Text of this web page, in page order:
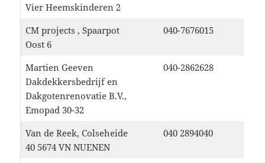
Vier Heemskinderen 2
CM projects , Spaarpot
Oost 6
040-7676015
Martien Geeven
Dakdekkersbedrijf en
Dakgotenrenovatie B.V.,
Emopad 30-32
040-2862628
Van de Reek, Colseheide
40 5674 VN NUENEN
040 2894040